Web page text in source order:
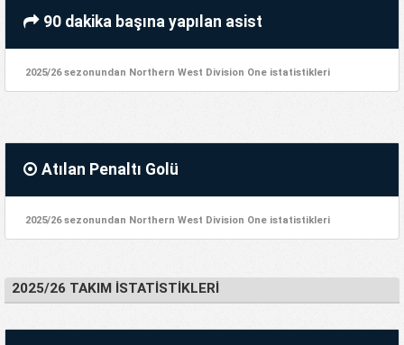
90 dakika başına yapılan asist
2025/26 sezonundan Northern West Division One istatistikleri
Atılan Penaltı Golü
2025/26 sezonundan Northern West Division One istatistikleri
2025/26 TAKIM İSTATISTIKLERI